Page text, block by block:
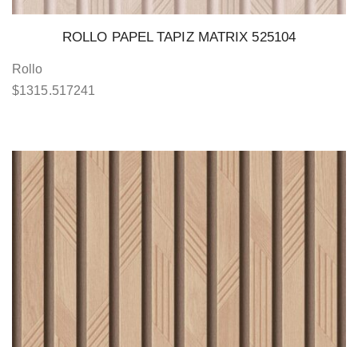
ROLLO PAPEL TAPIZ MATRIX 525104
Rollo
$1315.517241